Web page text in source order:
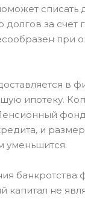
списать
долгов за счет
при
в
ипотеку.
и
уменьшится.
банкротства
капитал не